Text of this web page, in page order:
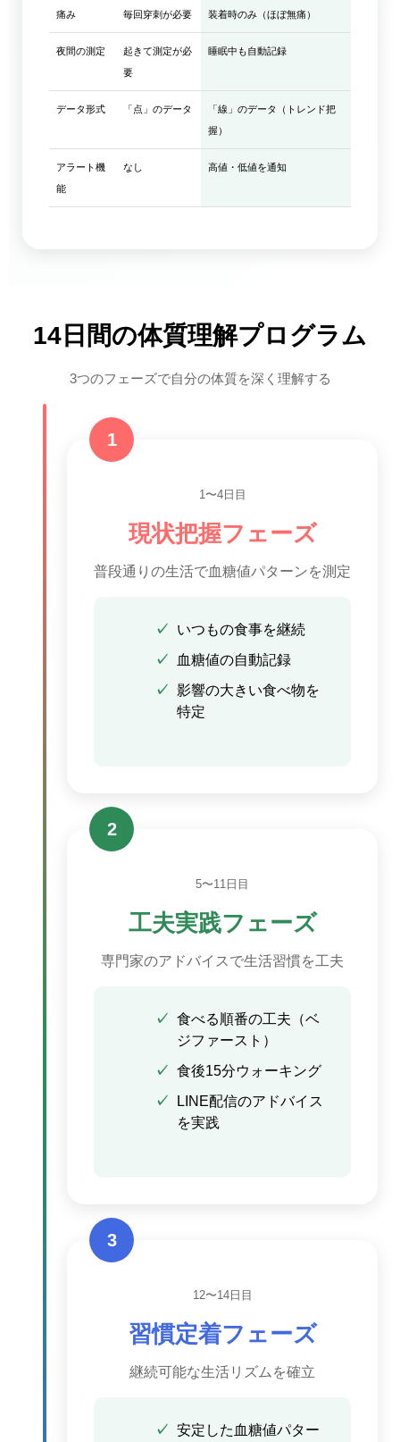
痛み 毎回穿刺が必要 装着時のみ（ほぼ無痛）
夜間の測定
起きて測定が必
要
睡眠中も自動記録
データ形式 「点」のデータ
「線」のデータ（トレンド把
握）
アラート機
能
なし 高値・低値を通知
14日間の体質理解プログラム
3つのフェーズで自分の体質を深く理解する
1
1〜4日目
現状把握フェーズ
普段通りの生活で血糖値パターンを測定
いつもの食事を継続
血糖値の自動記録
影響の大きい食べ物を
特定
2
5〜11日目
工夫実践フェーズ
専門家のアドバイスで生活習慣を工夫
食べる順番の工夫（ベ
ジファースト）
食後15分ウォーキング
LINE配信のアドバイス
を実践
3
12〜14日目
習慣定着フェーズ
継続可能な生活リズムを確立
安定した血糖値パター